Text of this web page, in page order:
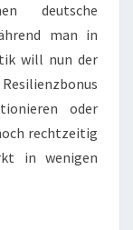
deutsche
man in
will nun der
oder
rechtzeitig
in wenigen